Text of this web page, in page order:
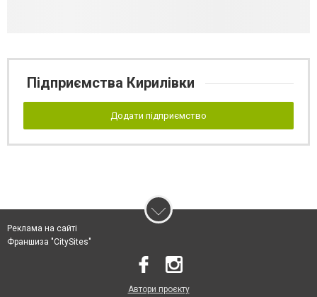
Підприємства Кирилівки
Додати підприємство
Реклама на сайті
Франшиза "CitySites"
Автори проєкту